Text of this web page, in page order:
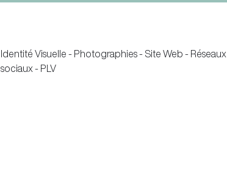
Identité Visuelle - Photographies - Site Web - Réseaux
sociaux - PLV